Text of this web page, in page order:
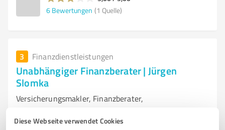
Diese Webseite verwendet Cookies
6 Bewertungen (1 Quelle)
3 Finanzdienstleistungen
Unabhängiger Finanzberater | Jürgen
Slomka
Versicherungsmakler, Finanzberater,